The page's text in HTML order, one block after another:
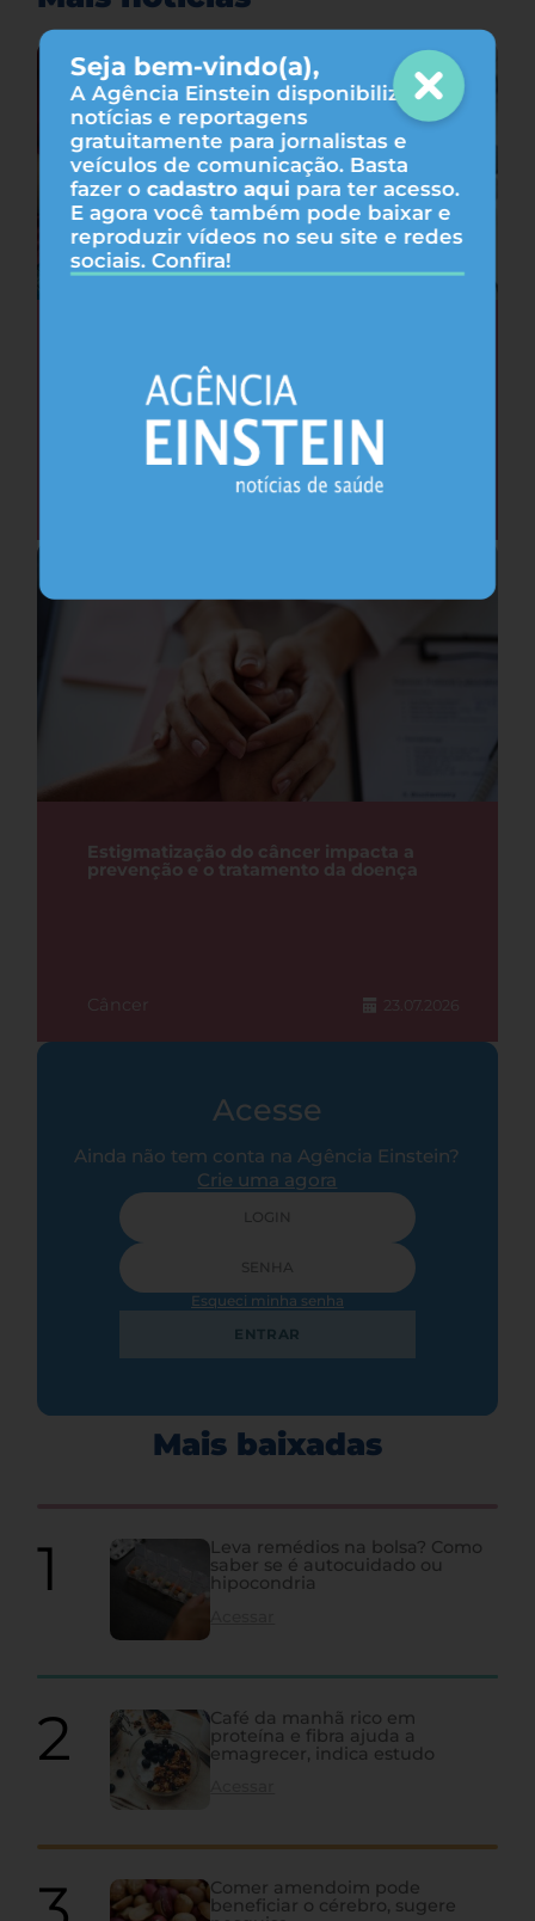
Seja bem-vindo(a),
A Agência Einstein disponibiliza
notícias e reportagens
gratuitamente para jornalistas e
veículos de comunicação. Basta
fazer o cadastro aqui para ter acesso.
E agora você também pode baixar e
reproduzir vídeos no seu site e redes
sociais. Confira!
ejaculação com meninos
Estigmatização do câncer impacta a
prevenção e o tratamento da doença
Câncer 23.07.2026
Acesse
Ainda não tem conta na Agência Einstein?
Crie uma agora
Esqueci minha senha
ENTRAR
Mais baixadas
Leva remédios na bolsa? Como
saber se é autocuidado ou
hipocondria
Café da manhã rico em
proteína e fibra ajuda a
emagrecer, indica estudo
Comer amendoim pode
beneficiar o cérebro, sugere